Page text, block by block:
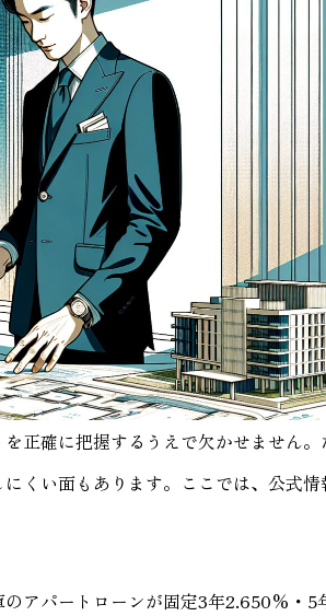
正確に把握するうえで欠かせません
くい面もあります。ここでは、公式
アパートローンが固定3年2.650%・